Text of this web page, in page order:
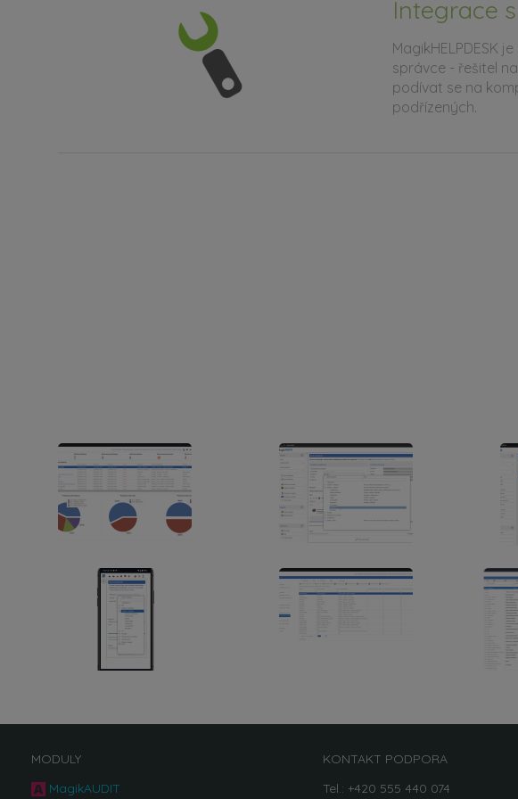
Integrace
MagikHELPDESK
správce - řešitel
podívat se na
podřízených.
MODULY
MagikAUDIT
KONTAKT PODPORA
Tel.: +420 555 440 074